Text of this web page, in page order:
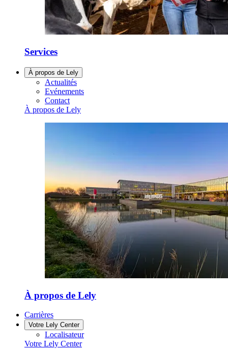
Services
À propos de Lely
Actualités
Evénements
Contact
À propos de Lely
À propos de Lely
Carrières
Votre Lely Center
Localisateur
Votre Lely Center